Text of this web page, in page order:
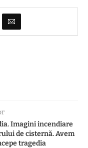
Imagini incendiare
de cisternă. Avem
tragedia